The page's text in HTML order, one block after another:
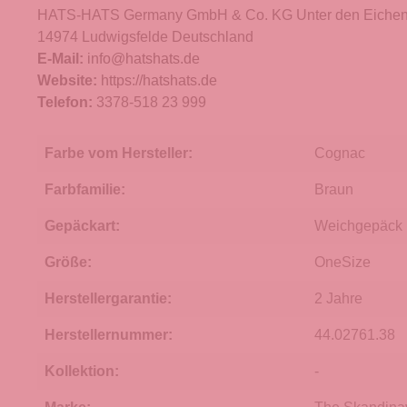
HATS-HATS Germany GmbH & Co. KG Unter den
14974 Ludwigsfelde Deutschland
E-Mail: info@hatshats.de
Website: https://hatshats.de
Telefon: 3378-518 23 999
Farbe vom Hersteller: Cognac
Farbfamilie: Braun
Gepäckart: Weichgepäck
Größe: OneSize
Herstellergarantie: 2 Jahre
Herstellernummer: 44.02761.38
Kollektion: -